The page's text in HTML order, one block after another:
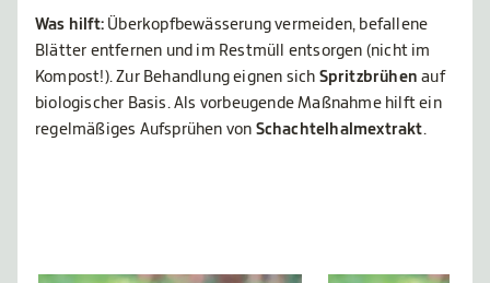
Was hilft: Überkopfbewässerung vermeiden, befallene
Blätter entfernen und im Restmüll entsorgen (nicht im
Kompost!). Zur Behandlung eignen sich Spritzbrühen auf
biologischer Basis. Als vorbeugende Maßnahme hilft ein
regelmäßiges Aufsprühen von Schachtelhalmextrakt.